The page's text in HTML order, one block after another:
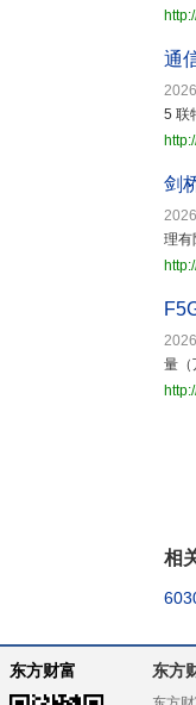
通
5 联
剑
理有
量（
相
东方财富 东方